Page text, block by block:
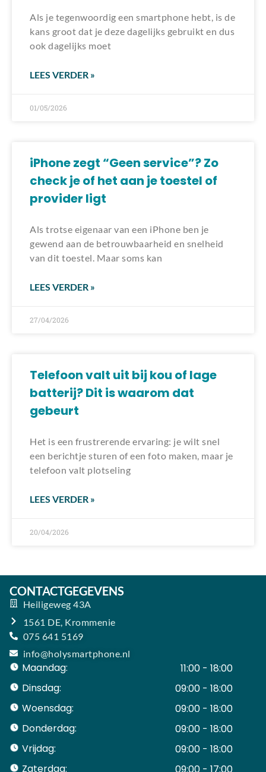
Als je tegenwoordig een smartphone hebt, is de
kans groot dat je deze dagelijks gebruikt en dus
ook dagelijks moet
LEES VERDER »
01/05/2026
iPhone zegt “Geen service”? Zo
check je of het aan je toestel of
provider ligt
Als trotse eigenaar van een iPhone ben je
gewend aan de betrouwbaarheid en snelheid
van dit toestel. Maar soms kan
LEES VERDER »
27/04/2026
Telefoon valt uit bij kou of lage
batterij? Dit is waarom dat
gebeurt
Het is een frustrerende ervaring: je wilt snel
een berichtje sturen of een foto maken, maar je
telefoon valt plotseling
LEES VERDER »
20/04/2026
CONTACTGEGEVENS
Heiligeweg 43A
1561 DE, Krommenie
075 641 5169
info@holysmartphone.nl
Maandag:
11:00 - 18:00
Dinsdag:
09:00 - 18:00
Woensdag:
09:00 - 18:00
Donderdag:
09:00 - 18:00
Vrijdag:
09:00 - 18:00
Zaterdag:
09:00 - 17:00